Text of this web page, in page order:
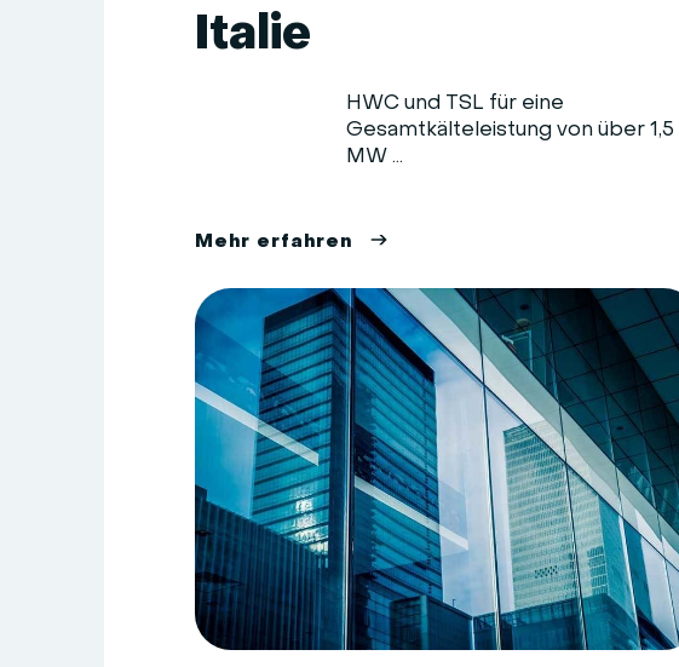
Italie
HWC und TSL für eine
Gesamtkälteleistung von über 1,5
MW ...
M e hr e rf a hre n